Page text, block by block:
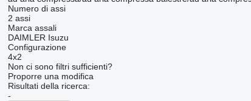
Numero di assi
2 assi
Marca assali
DAIMLER Isuzu
Configurazione
4x2
Non ci sono filtri sufficienti?
Proporre una modifica
Risultati della ricerca:
-